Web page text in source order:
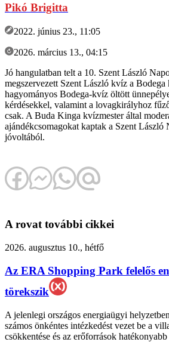
Pikó Brigitta
2022. június 23., 11:05
2026. március 13., 04:15
Jó hangulatban telt a 10. Szent László
megszervezett Szent László kvíz a Bodega
hagyományos Bodega-kvíz öltött
kérdésekkel, valamint a lovagkirályhoz
csak. A Buda Kinga kvízmester által
ajándékcsomagokat kaptak a Szent László
jóvoltából.
A rovat további cikkei
2026. augusztus 10., hétfő
Az ERA Shopping Park felelős
törekszik
A jelenlegi országos energiaügyi
számos önkéntes intézkedést vezet be a
csökkentése és az erőforrások